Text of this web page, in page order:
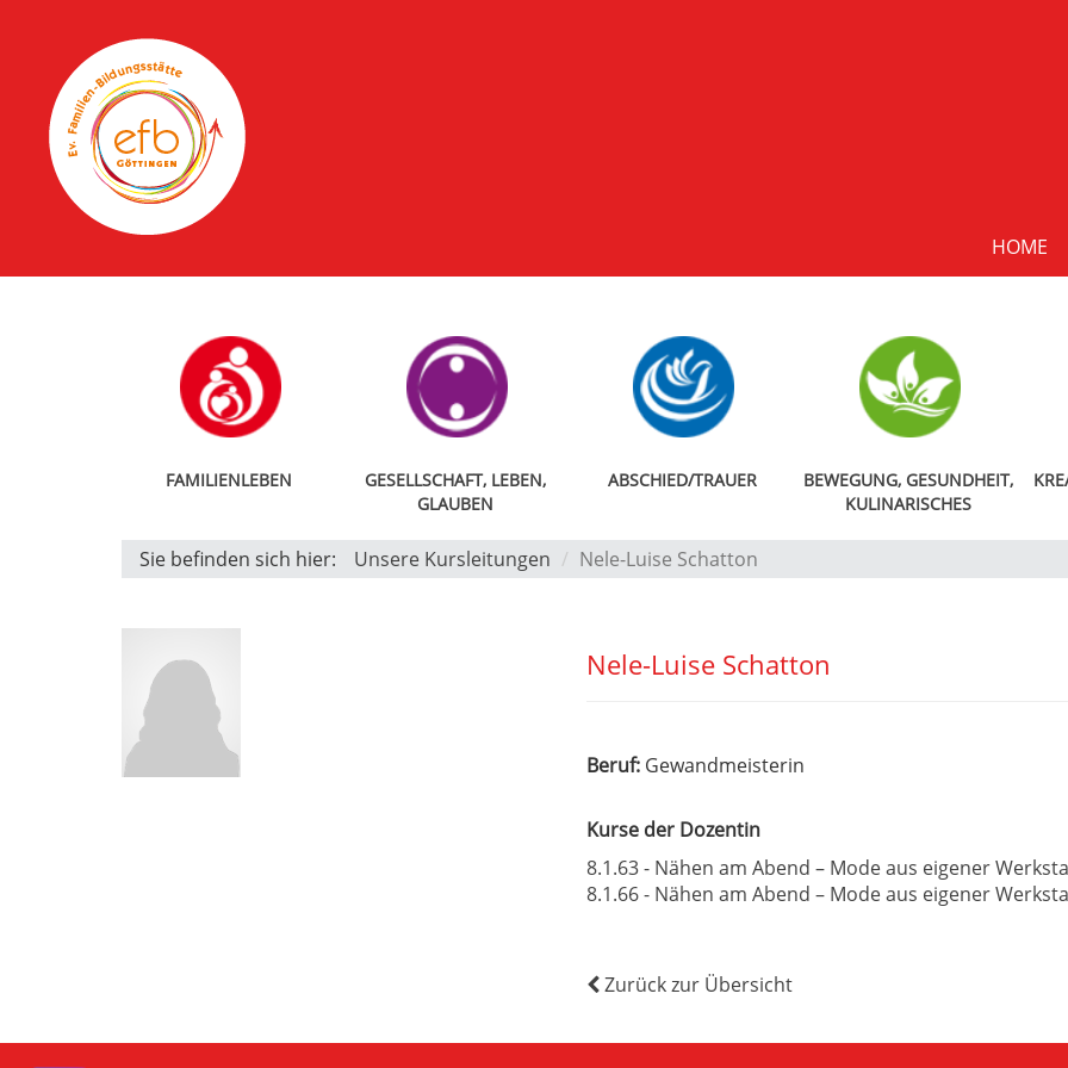
HOME
FAMILIENLEBEN
GESELLSCHAFT, LEBEN,
GLAUBEN
ABSCHIED/TRAUER
BEWEGUNG, GESUNDHEIT,
KULINARISCHES
Sie befinden sich hier: Unsere Kursleitungen Nele-Luise Schatton
Nele-Luise Schatton
Beruf: Gewandmeisterin
Kurse der Dozentin
8.1.63 - Nähen am Abend – Mode aus eigener
8.1.66 - Nähen am Abend – Mode aus eigener
Zurück zur Übersicht